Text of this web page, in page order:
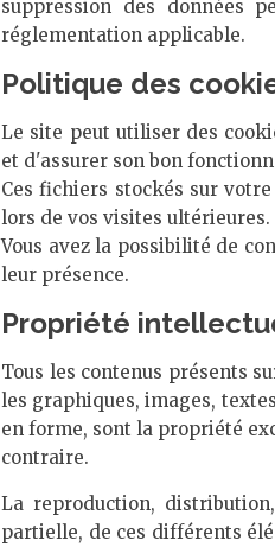
suppression des données
réglementation applicable.
Politique des
Le site peut utiliser des
et d'assurer son bon
Ces fichiers stockés sur
lors de vos visites ultérieures.
Vous avez la possibilité de
leur présence.
Propriété
Tous les contenus présents
les graphiques, images,
en forme, sont la propriété
contraire.
La reproduction,
partielle, de ces différents